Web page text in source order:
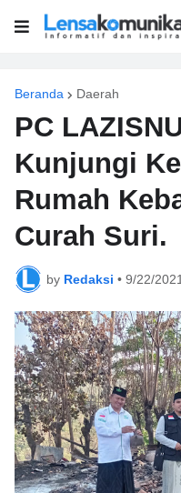
Beranda Daerah
PC
Kunjungi
Rumah
Curah Suri.
by Redaksi • 9/22/2021